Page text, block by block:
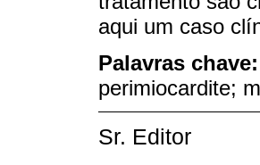
aqui um caso
Palavras chave:
perimiocardite;
Sr. Editor